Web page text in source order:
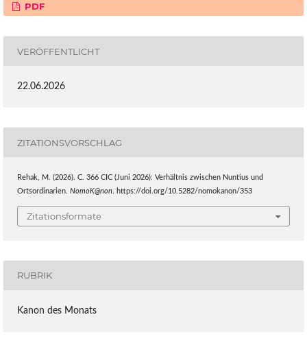
PDF
VERÖFFENTLICHT
22.06.2026
ZITATIONSVORSCHLAG
Rehak, M. (2026). C. 366 CIC (Juni 2026): Verhältnis zwischen Nuntius und
Ortsordinarien. NomoK@non. https://doi.org/10.5282/nomokanon/353
Zitationsformate
RUBRIK
Kanon des Monats